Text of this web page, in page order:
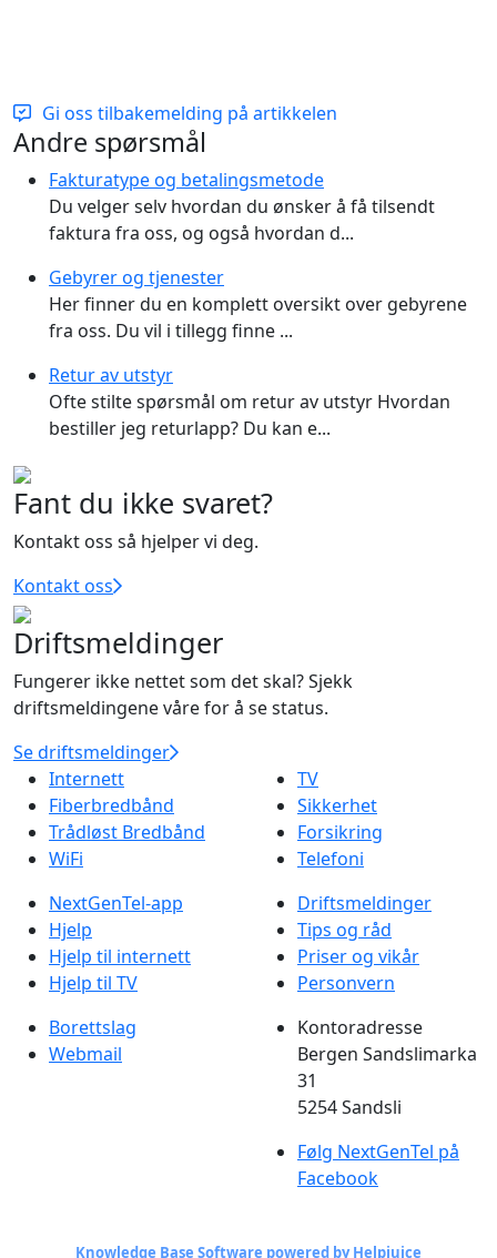
Gi oss tilbakemelding på artikkelen
Additional Informations
Andre spørsmål
Fakturatype og betalingsmetode
Du velger selv hvordan du ønsker å få tilsendt
faktura fra oss, og også hvordan d...
Gebyrer og tjenester
Her finner du en komplett oversikt over gebyrene
fra oss. Du vil i tillegg finne ...
Retur av utstyr
Ofte stilte spørsmål om retur av utstyr Hvordan
bestiller jeg returlapp? Du kan e...
Fant du ikke svaret?
Kontakt oss så hjelper vi deg.
Kontakt oss
Driftsmeldinger
Fungerer ikke nettet som det skal? Sjekk
driftsmeldingene våre for å se status.
Se driftsmeldinger
Internett
Fiberbredbånd
Trådløst Bredbånd
WiFi
TV
Sikkerhet
Forsikring
Telefoni
NextGenTel-app
Hjelp
Hjelp til internett
Hjelp til TV
Driftsmeldinger
Tips og råd
Priser og vikår
Personvern
Borettslag
Webmail
Kontoradresse
Bergen Sandslimarka
31
5254 Sandsli
Følg NextGenTel på
Facebook
Knowledge Base Software powered by Helpjuice